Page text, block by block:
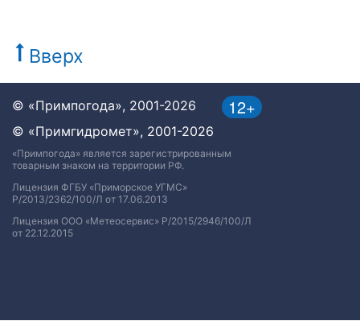
Вверх
12+
© «Примпогода», 2001-2026
© «Примгидромет», 2001-2026
«Примпогода» является зарегистрированным
товарным знаком на территории РФ.
Лицензия ФГБУ «Приморское УГМС»
Р/2013/2362/100/Л от 17.06.2013
Лицензия ООО «Метеосервис» Р/2015/2946/100/Л
от 22.12.2015